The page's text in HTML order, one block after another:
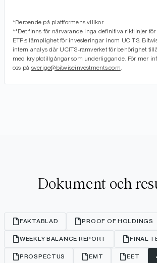
*Beroende på plattformens villkor
**Det finns för närvarande inga definitiva riktlinjer
ETP:s lämplighet för investeringar inom UCITS.
intern analys där UCITS-ramverket för behörighet
med kryptotillgångar som underliggande. För mer
oss på sverige@bitwiseinvestments.com
Dokument och
FAKTABLAD PROOF OF HOLDINGS
WEEKLY BALANCE REPORT FINAL
PROSPECTUS EMT EET